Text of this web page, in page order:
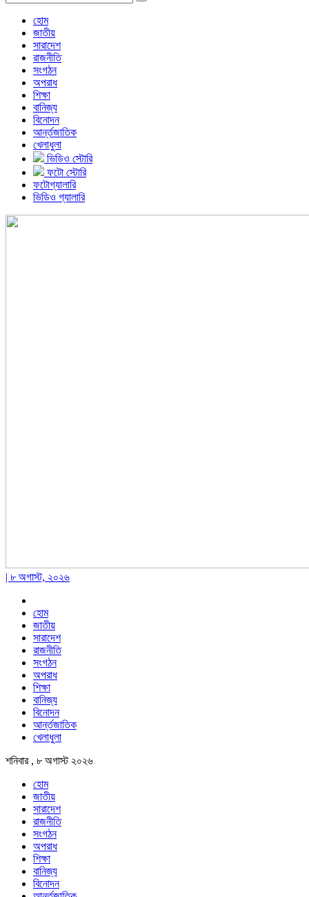
হোম
জাতীয়
সারাদেশ
রাজনীতি
সংগঠন
অপরাধ
শিক্ষা
বানিজ্য
বিনোদন
আর্ন্তজাতিক
খেলাধুলা
ভিডিও স্টোরি
ফটো স্টোরি
ফটোগ্যালারি
ভিডিও গ্যালারি
| ৮ অগাস্ট, ২০২৬
হোম
জাতীয়
সারাদেশ
রাজনীতি
সংগঠন
অপরাধ
শিক্ষা
বানিজ্য
বিনোদন
আর্ন্তজাতিক
খেলাধুলা
শনিবার , ৮ অগাস্ট ২০২৬
হোম
জাতীয়
সারাদেশ
রাজনীতি
সংগঠন
অপরাধ
শিক্ষা
বানিজ্য
বিনোদন